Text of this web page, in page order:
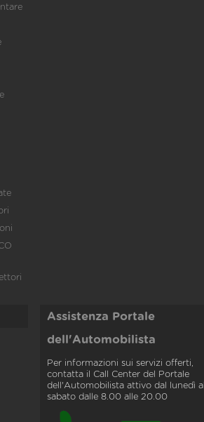
Assistenza Portale
dell'Automobilista
Per informazioni sui servizi offerti,
contatta il Call Center del Portale
dell'Automobilista attivo dal lunedì al
sabato dalle 8.00 alle 20.00